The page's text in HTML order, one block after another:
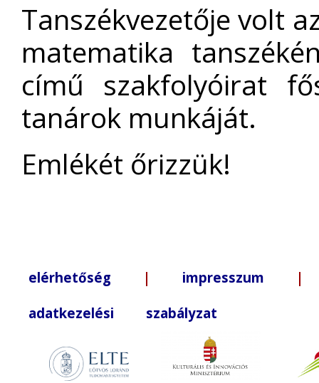
Tanszékvezetője volt
matematika
című szakfolyóirat
tanárok munkáját.
Emlékét őrizzük!
elérhetőség | impresszum |
adatkezelési szabályzat